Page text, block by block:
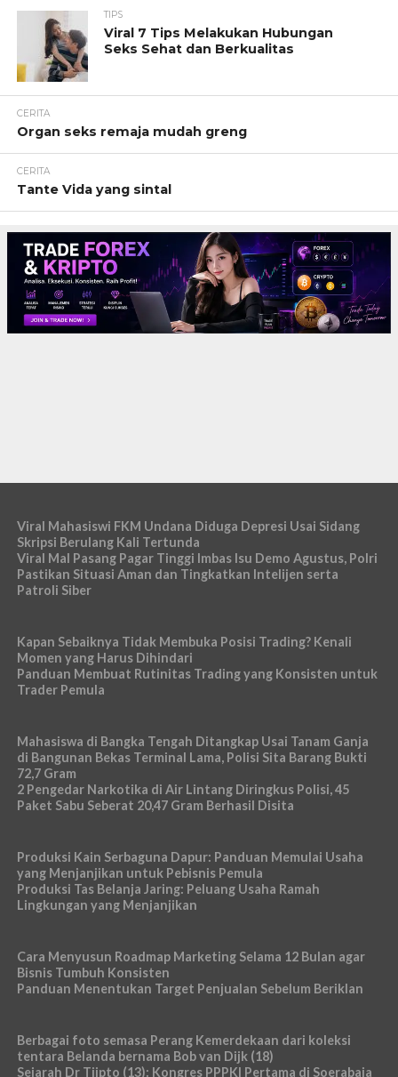
TIPS
Viral 7 Tips Melakukan Hubungan
Seks Sehat dan Berkualitas
CERITA
Organ seks remaja mudah greng
CERITA
Tante Vida yang sintal
Viral Mahasiswi FKM Undana Diduga Depresi Usai Sidang
Skripsi Berulang Kali Tertunda
Viral Mal Pasang Pagar Tinggi Imbas Isu Demo Agustus, Polri
Pastikan Situasi Aman dan Tingkatkan Intelijen serta
Patroli Siber
Kapan Sebaiknya Tidak Membuka Posisi Trading? Kenali
Momen yang Harus Dihindari
Panduan Membuat Rutinitas Trading yang Konsisten untuk
Trader Pemula
Mahasiswa di Bangka Tengah Ditangkap Usai Tanam Ganja
di Bangunan Bekas Terminal Lama, Polisi Sita Barang Bukti
72,7 Gram
2 Pengedar Narkotika di Air Lintang Diringkus Polisi, 45
Paket Sabu Seberat 20,47 Gram Berhasil Disita
Produksi Kain Serbaguna Dapur: Panduan Memulai Usaha
yang Menjanjikan untuk Pebisnis Pemula
Produksi Tas Belanja Jaring: Peluang Usaha Ramah
Lingkungan yang Menjanjikan
Cara Menyusun Roadmap Marketing Selama 12 Bulan agar
Bisnis Tumbuh Konsisten
Panduan Menentukan Target Penjualan Sebelum Beriklan
Berbagai foto semasa Perang Kemerdekaan dari koleksi
tentara Belanda bernama Bob van Dijk (18)
Sejarah Dr Tjipto (13): Kongres PPPKI Pertama di Soerabaja